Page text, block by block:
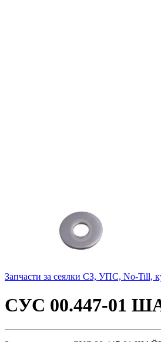
Запчасти за сеялки СЗ, УПС, No-Till,
СУС 00.447-01